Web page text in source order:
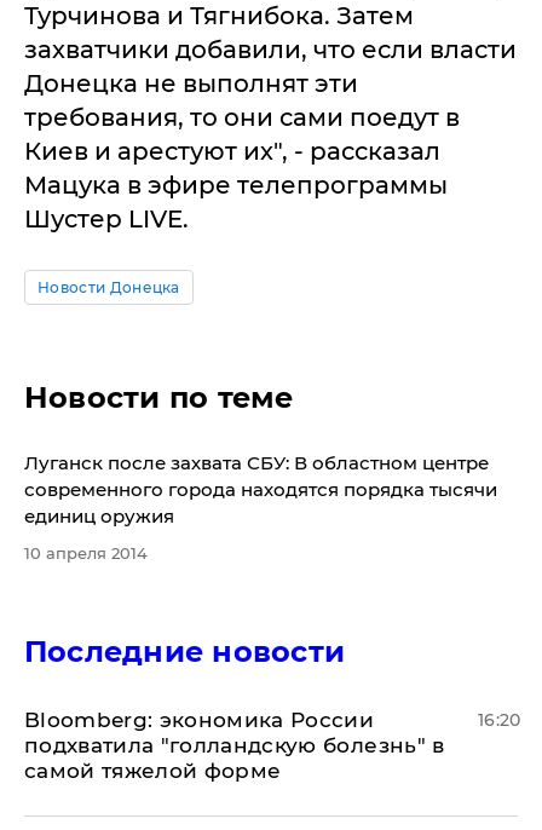
Турчинова и Тягнибока. Затем
захватчики добавили, что если власти
Донецка не выполнят эти
требования, то они сами поедут в
Киев и арестуют их", - рассказал
Мацука в эфире телепрограммы
Шустер LIVE.
Новости Донецка
Новости по теме
Луганск после захвата СБУ: В областном центре
современного города находятся порядка тысячи
единиц оружия
10 апреля 2014
Последние новости
Bloomberg: экономика России
подхватила "голландскую болезнь" в
самой тяжелой форме
16:20